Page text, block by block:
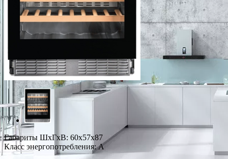
Габариты ШxГxВ: 60x57x87
Класс энергопотребления: A